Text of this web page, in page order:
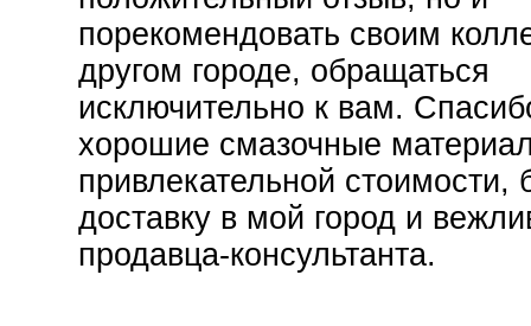
порекомендовать своим
другом городе, обращаться
исключительно к вам.
хорошие смазочные
привлекательной стоимости,
доставку в мой город и
продавца-консультанта.